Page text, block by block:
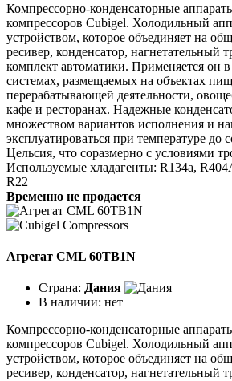
Компрессорно-конденсаторные
компрессоров Cubigel. Холодильный
устройством, которое объединяет на
ресивер, конденсатор, нагнетательный
комплект автоматики. Применяется он
системах, размещаемых на объектах
перерабатывающей деятельности,
кафе и ресторанах. Надежные
множеством вариантов исполнения и
эксплуатироваться при температуре до
Цельсия, что соразмерно с условиями
Используемые хладагенты: R134a,
R22
Временно не продается
Агрегат CML 60TB1N
Страна: Дания
В наличии: нет
Компрессорно-конденсаторные
компрессоров Cubigel. Холодильный
устройством, которое объединяет на
ресивер, конденсатор, нагнетательный